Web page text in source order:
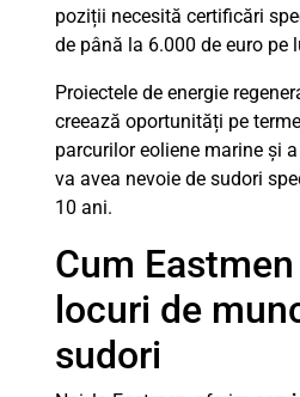
poziții necesită certificări
de până la 6.000 de euro pe
Proiectele de energie
creează oportunități pe
parcurilor eoliene marine și
va avea nevoie de sudori
10 ani.
Cum
locuri de
sudori